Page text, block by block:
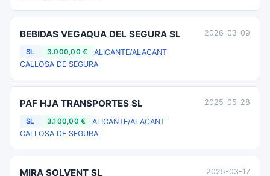
BEBIDAS VEGAQUA DEL SEGURA SL
SL 3.000,00 €
ALICANTE/ALACANT
CALLOSA DE SEGURA
2026-03-09
PAF HJA TRANSPORTES SL
SL 3.100,00 €
ALICANTE/ALACANT
CALLOSA DE SEGURA
2025-05-28
MIRA SOLVENT SL 2025-03-17